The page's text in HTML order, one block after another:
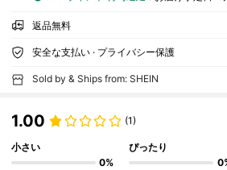
返品無料
安全な支払い · プライバシー保護
Sold by & Ships from: SHEIN
1.00 (1)
小さい
0%
ぴったり